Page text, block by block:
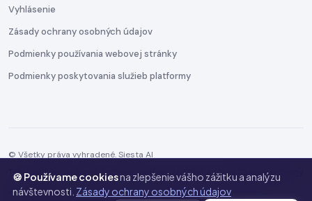
Vyhlásenie
Zásady ochrany osobných údajov
Podmienky používania webovej stránky
Podmienky poskytovania služieb platformy
© Všetky práva vyhradené. Siesta AI
Tento web je chránený technológiou reCAPTCHA a platia
Zásady ochrany
osobných údajovaZmluvné podmienkyspoločnosti Google.
🍪 Používame cookiesna zlepšenie vášho zážitku a analýzu
návštevnosti. Zásady ochrany osobných údajov